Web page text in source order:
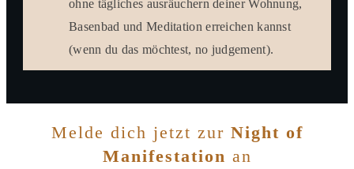
ohne tägliches ausräuchern deiner Wohnung,
Basenbad und Meditation erreichen kannst
(wenn du das möchtest, no judgement).
Melde dich jetzt zur Night of
Manifestation an